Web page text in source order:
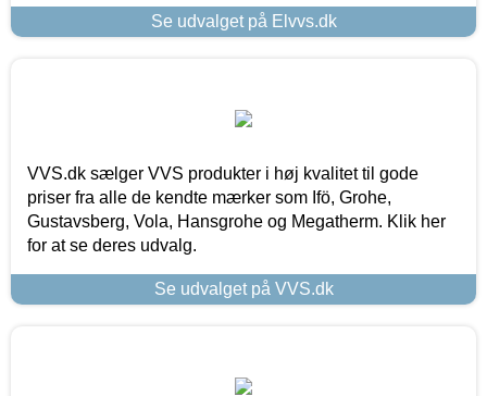
Se udvalget på Elvvs.dk
VVS.dk sælger VVS produkter i høj kvalitet til gode
priser fra alle de kendte mærker som Ifö, Grohe,
Gustavsberg, Vola, Hansgrohe og Megatherm. Klik her
for at se deres udvalg.
Se udvalget på VVS.dk